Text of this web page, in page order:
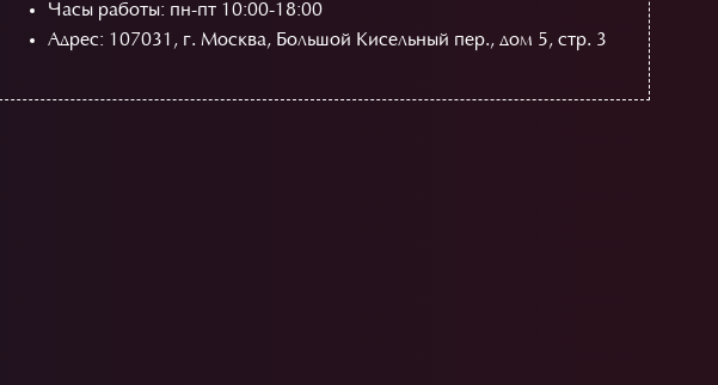
Часы работы: пн-пт 10:00-18:00
Адрес: 107031, г. Москва, Большой Кисельный пер., дом 5, стр. 3